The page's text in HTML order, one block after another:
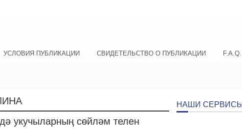
УСЛОВИЯ ПУБЛИКАЦИИ СВИДЕТЕЛЬСТВО О ПУБЛИКАЦИИ F.A.Q.
укучыларның сөйләм телен
НАШИ СЕРВИСЫ